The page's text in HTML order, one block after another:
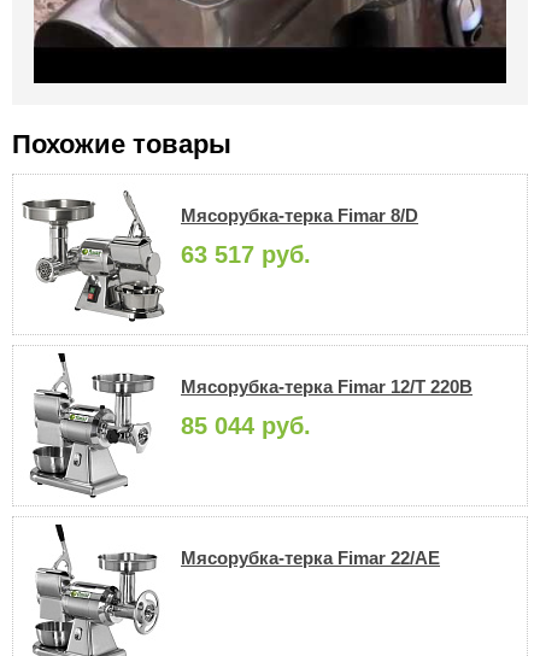
Похожие товары
Мясорубка-терка Fimar 8/D
63 517 руб.
Мясорубка-терка Fimar 12/T 220В
85 044 руб.
Мясорубка-терка Fimar 22/AE